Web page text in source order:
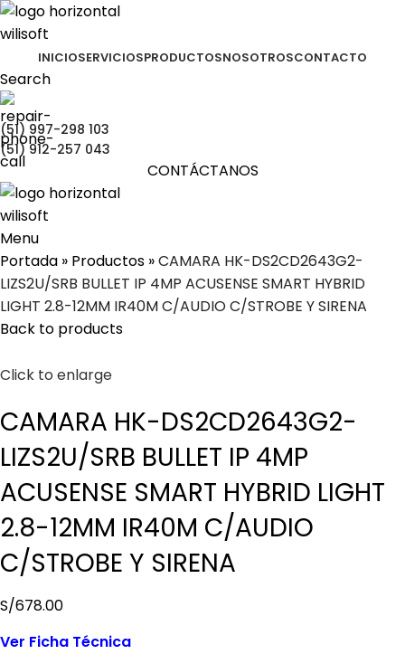
INICIOSERVICIOSPRODUCTOSNOSOTROSCONTACTO
Search
(51) 997-298 103
(51) 912-257 043
CONTÁCTANOS
Menu
Portada » Productos »CAMARA HK-DS2CD2643G2-
LIZS2U/SRB BULLET IP 4MP ACUSENSE SMART HYBRID
LIGHT 2.8-12MM IR40M C/AUDIO C/STROBE Y SIRENA
Back to products
Click to enlarge
CAMARA HK-DS2CD2643G2-
LIZS2U/SRB BULLET IP 4MP
ACUSENSE SMART HYBRID LIGHT
2.8-12MM IR40M C/AUDIO
C/STROBE Y SIRENA
S/678.00
Ver Ficha Técnica